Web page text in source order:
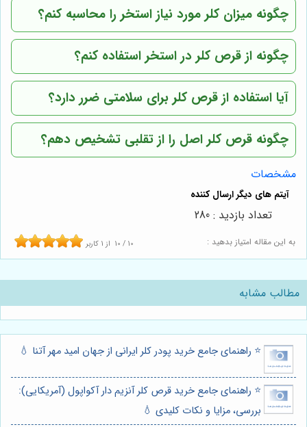
چگونه میزان کلر مورد نیاز استخر را محاسبه کنم؟
چگونه از قرص کلر در استخر استفاده کنم؟
آیا استفاده از قرص کلر برای سلامتی ضرر دارد؟
چگونه قرص کلر اصل را از تقلبی تشخیص دهم؟
مشخصات
به این مقاله امتیاز بدهید : 10 / 10 از 1 کاربر
تعداد بازدید : 280
مطالب مشابه
⭐️ راهنمای جامع خرید پودر کلر ایرانی از جهان امید مهر آتنا 💧
⭐️ راهنمای جامع خرید قرص کلر آنزیم دار آکواپول (آمریکایی):
بررسی، مزایا و نکات کلیدی 💧